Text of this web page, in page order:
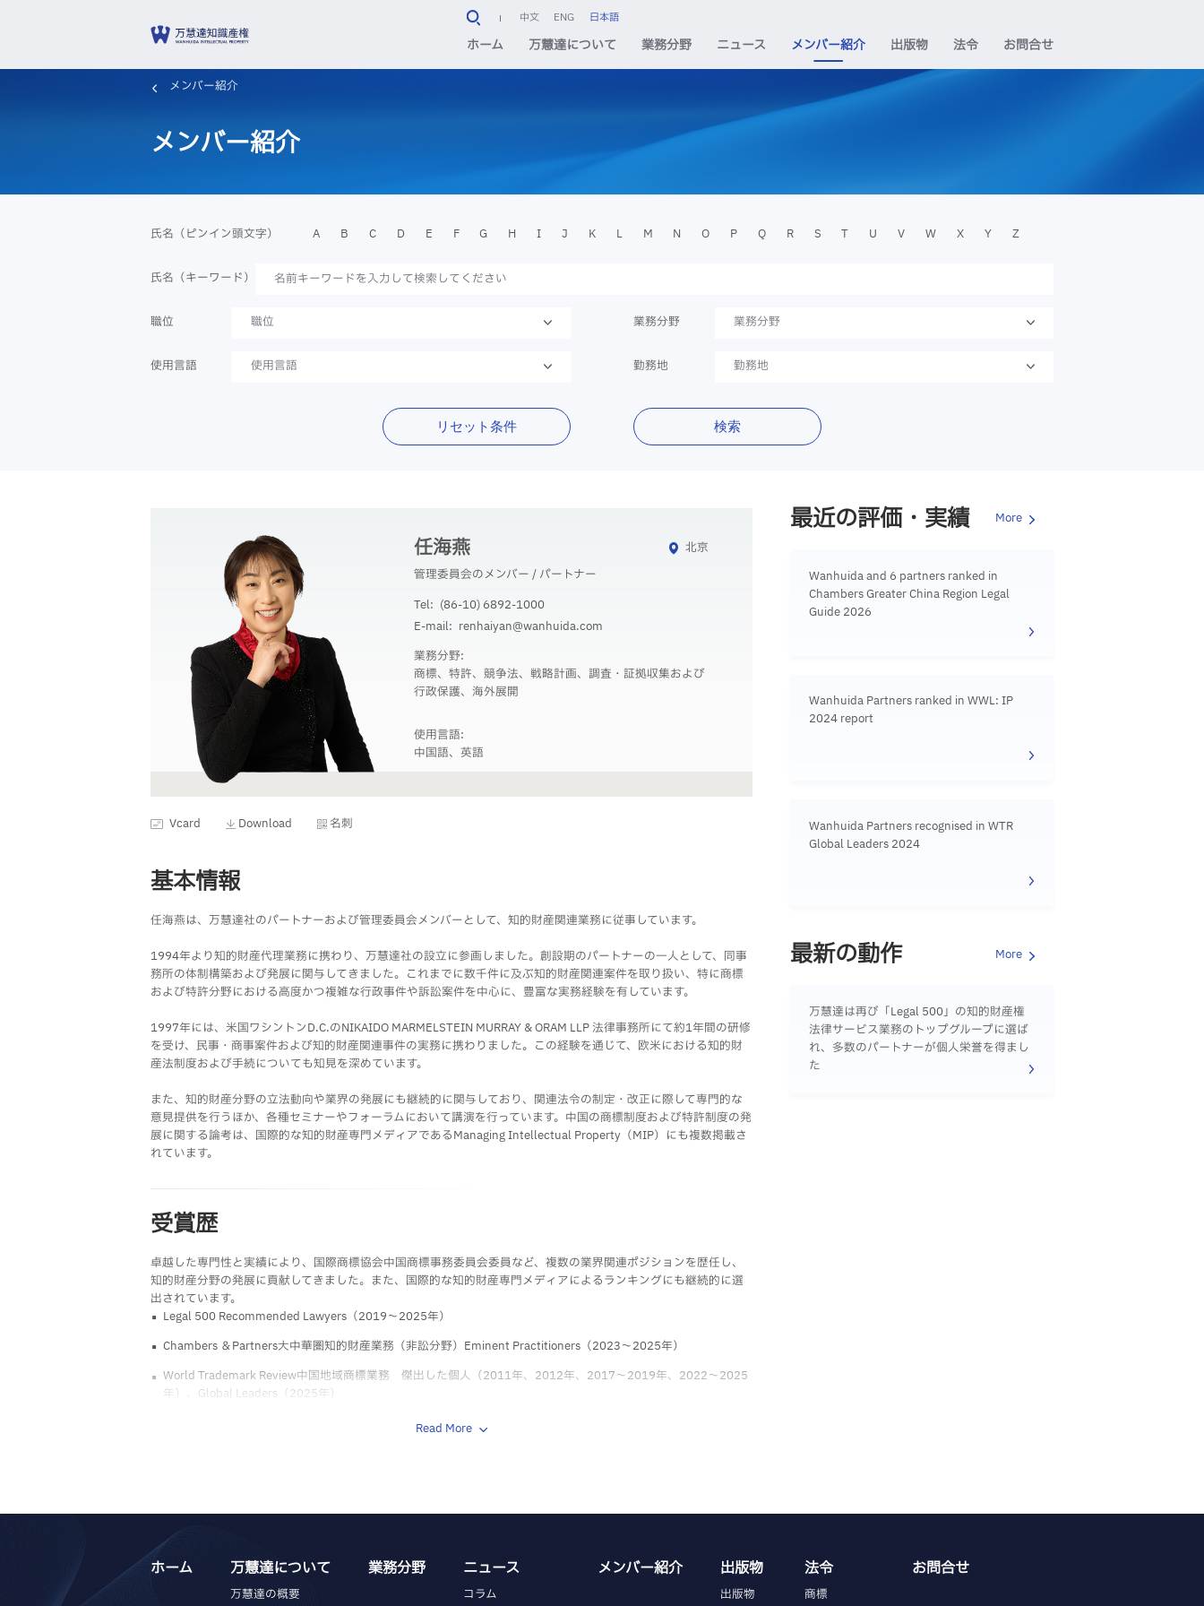
中文 ENG 日本語
ホーム 万慧達について 業務分野 ニュース メンバー紹介 出版物 法令 お問合せ
メンバー紹介
メンバー紹介
氏名（ピンイン頭文字） A B C D E F G H I J K L M N O P Q R S T U V W X Y Z
氏名（キーワード）
職位 職位 業務分野 業務分野
使用言語 使用言語 勤務地 勤務地
リセット条件 検索
任海燕
北京
管理委員会のメンバー / パートナー
Tel: (86-10) 6892-1000
E-mail: renhaiyan@wanhuida.com
業務分野:
商標、特許、競争法、戦略計画、調査・証拠収集および
行政保護、海外展開
使用言語:
中国語、英語
Vcard Download 名刺
基本情報
任海燕は、万慧達社のパートナーおよび管理委員会メンバーとして、知的財産関連業務に従事しています。
1994年より知的財産代理業務に携わり、万慧達社の設立に参画しました。創設期のパートナーの一人として、同事
務所の体制構築および発展に関与してきました。これまでに数千件に及ぶ知的財産関連案件を取り扱い、特に商標
および特許分野における高度かつ複雑な行政事件や訴訟案件を中心に、豊富な実務経験を有しています。
1997年には、米国ワシントンD.C.のNIKAIDO MARMELSTEIN MURRAY & ORAM LLP 法律事務所にて約1年間の研修
を受け、民事・商事案件および知的財産関連事件の実務に携わりました。この経験を通じて、欧米における知的財
産法制度および手続についても知見を深めています。
また、知的財産分野の立法動向や業界の発展にも継続的に関与しており、関連法令の制定・改正に際して専門的な
意見提供を行うほか、各種セミナーやフォーラムにおいて講演を行っています。中国の商標制度および特許制度の発
展に関する論考は、国際的な知的財産専門メディアであるManaging Intellectual Property（MIP）にも複数掲載さ
れています。
受賞歴
卓越した専門性と実績により、国際商標協会中国商標事務委員会委員など、複数の業界関連ポジションを歴任し、
知的財産分野の発展に貢献してきました。また、国際的な知的財産専門メディアによるランキングにも継続的に選
出されています。
Legal 500 Recommended Lawyers（2019～2025年）
Chambers ＆Partners大中華圏知的財産業務（非訟分野）Eminent Practitioners（2023～2025年）
World Trademark Review中国地域商標業務 傑出した個人（2011年、2012年、2017～2019年、2022～2025
年）、Global Leaders（2025年）
Managing Intellectual Property（MIP）中国知的財産権分野IP STARS（2015年、2017～2025年）、Top 250
International Law Office中国知的財産法務サービス分野クライアント選定優秀個人賞（2012年）
Read More
最近の評価・実績 More
Wanhuida and 6 partners ranked in
Chambers Greater China Region Legal
Guide 2026
Wanhuida Partners ranked in WWL: IP
2024 report
Wanhuida Partners recognised in WTR
Global Leaders 2024
最新の動作 More
万慧達は再び「Legal 500」の知的財産権
法律サービス業務のトップグループに選ば
れ、多数のパートナーが個人栄誉を得まし
た
ホーム 万慧達について
万慧達の概要
業務分野 ニュース
コラム
メンバー紹介 出版物
出版物
法令
商標
お問合せ